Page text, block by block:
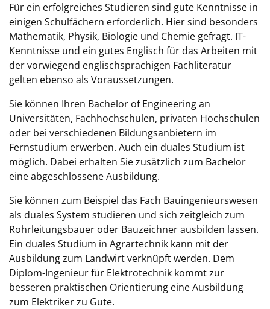
Für ein erfolgreiches Studieren sind gute Kenntnisse in
einigen Schulfächern erforderlich. Hier sind besonders
Mathematik, Physik, Biologie und Chemie gefragt. IT-
Kenntnisse und ein gutes Englisch für das Arbeiten mit
der vorwiegend englischsprachigen Fachliteratur
gelten ebenso als Voraussetzungen.
Sie können Ihren Bachelor of Engineering an
Universitäten, Fachhochschulen, privaten Hochschulen
oder bei verschiedenen Bildungsanbietern im
Fernstudium erwerben. Auch ein duales Studium ist
möglich. Dabei erhalten Sie zusätzlich zum Bachelor
eine abgeschlossene Ausbildung.
Sie können zum Beispiel das Fach Bauingenieurswesen
als duales System studieren und sich zeitgleich zum
Rohrleitungsbauer oder Bauzeichnerausbilden lassen.
Ein duales Studium in Agrartechnik kann mit der
Ausbildung zum Landwirt verknüpft werden. Dem
Diplom-Ingenieur für Elektrotechnik kommt zur
besseren praktischen Orientierung eine Ausbildung
zum Elektriker zu Gute.